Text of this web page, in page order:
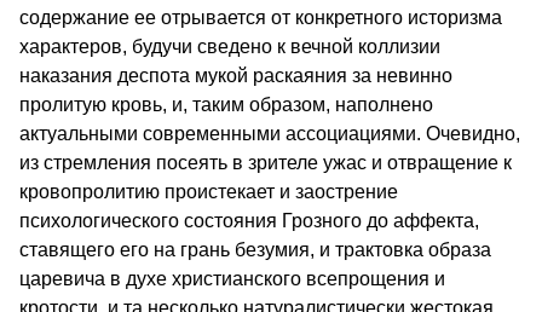
содержание ее отрывается от конкретного историзма
характеров, будучи сведено к вечной коллизии
наказания деспота мукой раскаяния за невинно
пролитую кровь, и, таким образом, наполнено
актуальными современными ассоциациями. Очевидно,
из стремления посеять в зрителе ужас и отвращение к
кровопролитию проистекает и заострение
психологического состояния Грозного до аффекта,
ставящего его на грань безумия, и трактовка образа
царевича в духе христианского всепрощения и
кротости, и та несколько натуралистически жестокая